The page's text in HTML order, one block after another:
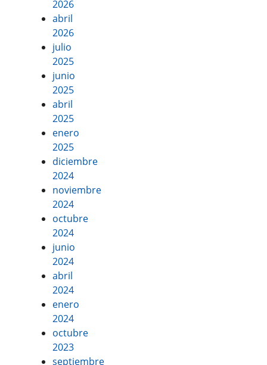
2026
abril
2026
julio
2025
junio
2025
abril
2025
enero
2025
diciembre
2024
noviembre
2024
octubre
2024
junio
2024
abril
2024
enero
2024
octubre
2023
septiembre